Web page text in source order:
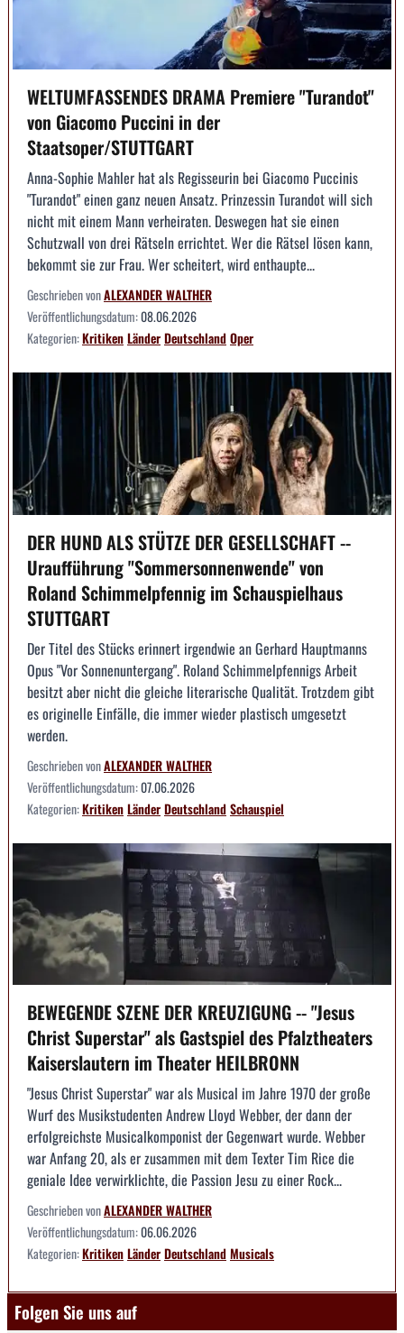
WELTUMFASSENDES DRAMA Premiere "Turandot"
von Giacomo Puccini in der
Staatsoper/STUTTGART
Anna-Sophie Mahler hat als Regisseurin bei Giacomo Puccinis
"Turandot" einen ganz neuen Ansatz. Prinzessin Turandot will sich
nicht mit einem Mann verheiraten. Deswegen hat sie einen
Schutzwall von drei Rätseln errichtet. Wer die Rätsel lösen kann,
bekommt sie zur Frau. Wer scheitert, wird enthaupte...
Geschrieben vonALEXANDER WALTHER
Veröffentlichungsdatum:08.06.2026
Kategorien:KritikenLänderDeutschlandOper
DER HUND ALS STÜTZE DER GESELLSCHAFT --
Uraufführung "Sommersonnenwende" von
Roland Schimmelpfennig im Schauspielhaus
STUTTGART
Der Titel des Stücks erinnert irgendwie an Gerhard Hauptmanns
Opus "Vor Sonnenuntergang". Roland Schimmelpfennigs Arbeit
besitzt aber nicht die gleiche literarische Qualität. Trotzdem gibt
es originelle Einfälle, die immer wieder plastisch umgesetzt
werden.
Geschrieben vonALEXANDER WALTHER
Veröffentlichungsdatum:07.06.2026
Kategorien:KritikenLänderDeutschlandSchauspiel
BEWEGENDE SZENE DER KREUZIGUNG -- "Jesus
Christ Superstar" als Gastspiel des Pfalztheaters
Kaiserslautern im Theater HEILBRONN
"Jesus Christ Superstar" war als Musical im Jahre 1970 der große
Wurf des Musikstudenten Andrew Lloyd Webber, der dann der
erfolgreichste Musicalkomponist der Gegenwart wurde. Webber
war Anfang 20, als er zusammen mit dem Texter Tim Rice die
geniale Idee verwirklichte, die Passion Jesu zu einer Rock...
Geschrieben vonALEXANDER WALTHER
Veröffentlichungsdatum:06.06.2026
Kategorien:KritikenLänderDeutschlandMusicals
Folgen Sie uns auf